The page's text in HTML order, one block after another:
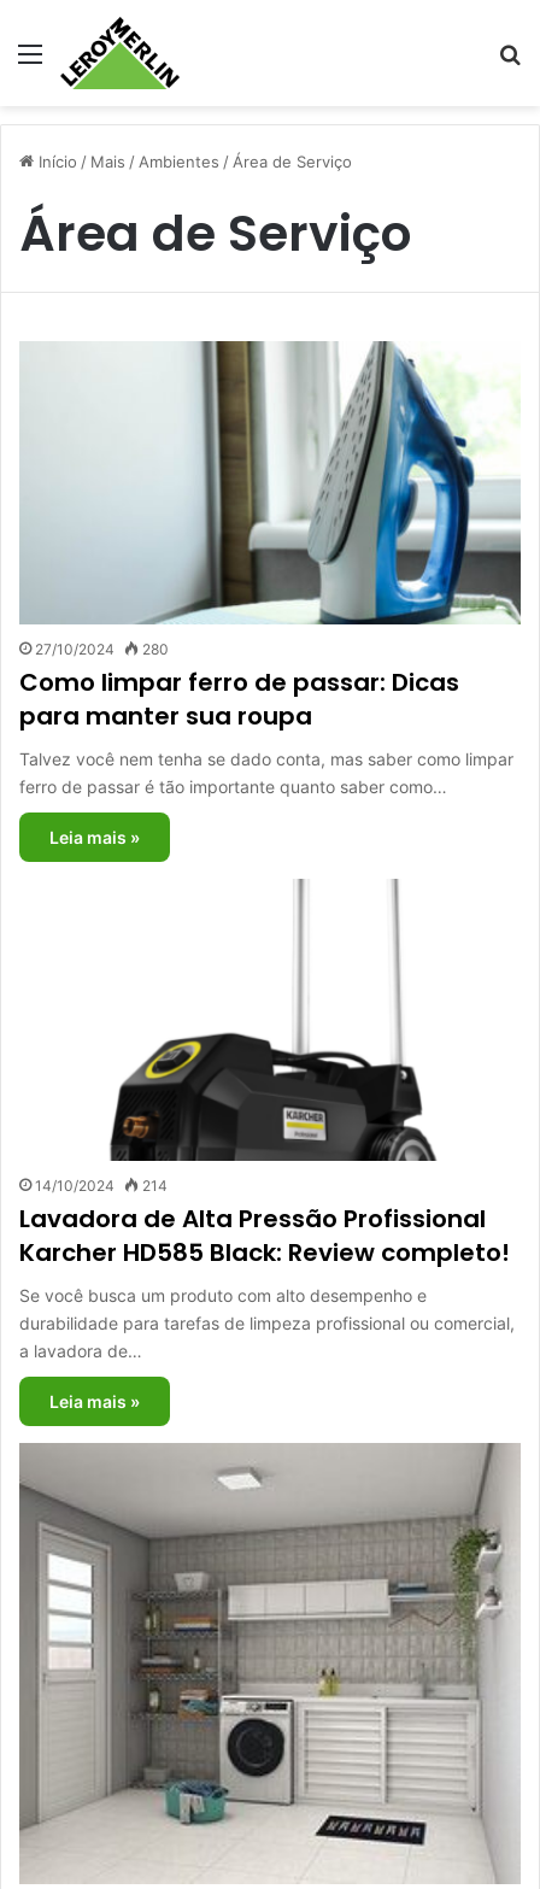
Menu
Início / Mais / Ambientes / Área de Serviço
Área de Serviço
27/10/2024 280
Como limpar ferro de passar: Dicas
para manter sua roupa
Talvez você nem tenha se dado conta, mas saber como limpar
ferro de passar é tão importante quanto saber como…
Leia mais »
14/10/2024 214
Lavadora de Alta Pressão Profissional
Karcher HD585 Black: Review completo!
Se você busca um produto com alto desempenho e
durabilidade para tarefas de limpeza profissional ou comercial,
a lavadora de…
Leia mais »